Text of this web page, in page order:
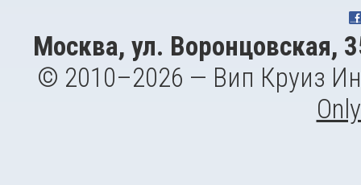
Москва, ул. Воронцовская,
© 2010–2026 — Вип Круиз